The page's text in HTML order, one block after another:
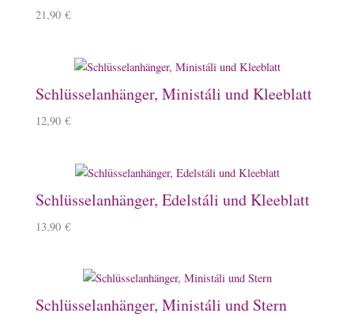
21,90 €
Schlüsselanhänger, Ministáli und Kleeblatt
12,90 €
Schlüsselanhänger, Edelstáli und Kleeblatt
13,90 €
Schlüsselanhänger, Ministáli und Stern